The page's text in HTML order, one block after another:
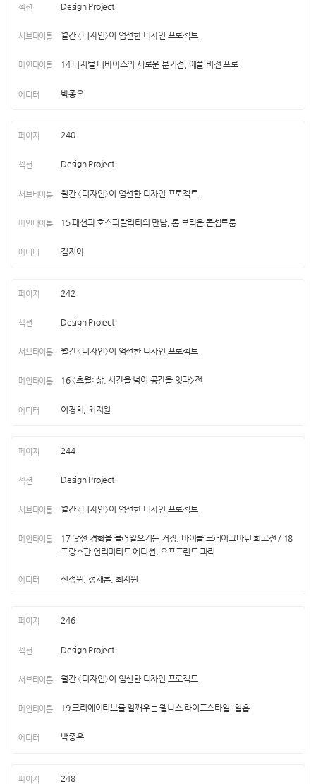
Design Project
월간 〈디자인〉이 엄선한 디자인 프로젝트
14 디지털 디바이스의 새로운 분기점, 애플 비전 프로
박종우
240
Design Project
월간 〈디자인〉이 엄선한 디자인 프로젝트
15 패션과 호스피탈리티의 만남, 톰 브라운 콘셉트룸
김지아
242
Design Project
월간 〈디자인〉이 엄선한 디자인 프로젝트
16 〈초월: 삶, 시간을 넘어 공간을 잇다>전
이경희, 최지원
244
Design Project
월간 〈디자인〉이 엄선한 디자인 프로젝트
17 낯선 경험을 불러일으키는 거장, 마이클 크레이그마틴 회고전 / 18
프랑스판 언리미티드 에디션, 오프프린트 파리
신정원, 정재훈, 최지원
246
Design Project
월간 〈디자인〉이 엄선한 디자인 프로젝트
19 크리에이티브를 일깨우는 웰니스 라이프스타일, 힐홉
박종우
248